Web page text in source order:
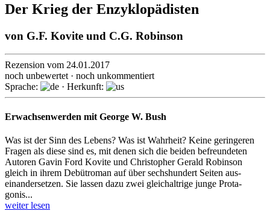
Der Krieg der Enzyklopädisten
von G.F. Kovite und C.G. Robinson
Rezension vom 24.01.2017
noch unbewertet · noch unkommentiert
Sprache:
· Herkunft:
Erwachsenwerden mit George W. Bush
Was ist der Sinn des Lebens? Was ist Wahrheit? Keine geringeren
Fragen als diese sind es, mit denen sich die beiden befreun­deten
Autoren Gavin Ford Kovite und Christopher Gerald Robinson
gleich in ihrem Debüt­roman auf über sechs­hundert Seiten aus­
einander­setzen. Sie lassen dazu zwei gleich­altrige junge Prota­
gonis...
weiter lesen